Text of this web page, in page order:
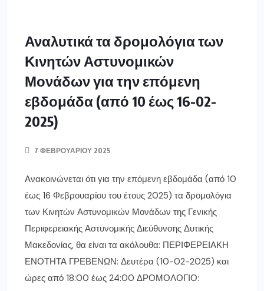
Αναλυτικά τα δρομολόγια των
Κινητών Αστυνομικών
Μονάδων για την επόμενη
εβδομάδα (από 10 έως 16-02-
2025)
7 ΦΕΒΡΟΥΑΡΊΟΥ 2025
Ανακοινώνεται ότι για την επόμενη εβδομάδα (από 10
έως 16 Φεβρουαρίου του έτους 2025) τα δρομολόγια
των Κινητών Αστυνομικών Μονάδων της Γενικής
Περιφερειακής Αστυνομικής Διεύθυνσης Δυτικής
Μακεδονίας, θα είναι τα ακόλουθα: ΠΕΡΙΦΕΡΕΙΑΚΗ
ΕΝΟΤΗΤΑ ΓΡΕΒΕΝΩΝ: Δευτέρα (10-02-2025) και
ώρες από 18:00 έως 24:00 ΔΡΟΜΟΛΟΓΙΟ: